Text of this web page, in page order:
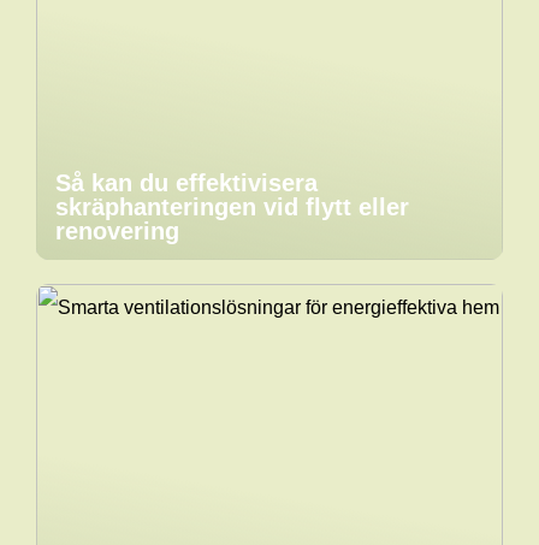
Så kan du effektivisera
skräphanteringen vid flytt eller
renovering